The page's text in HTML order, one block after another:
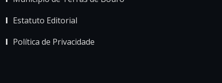
Estatuto Editorial
Política de Privacidade